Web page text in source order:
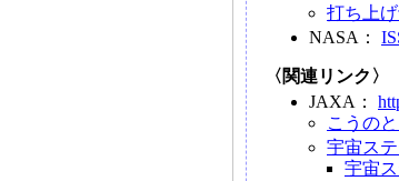
打ち上
NASA：
〈関連リンク〉
JAXA：
こうの
宇宙ス
宇宙